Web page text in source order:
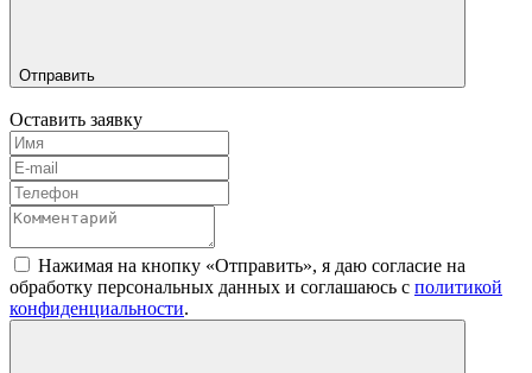
Отправить
Оставить заявку
Нажимая на кнопку «Отправить», я даю согласие на
обработку персональных данных и соглашаюсь c политикой
конфиденциальности.